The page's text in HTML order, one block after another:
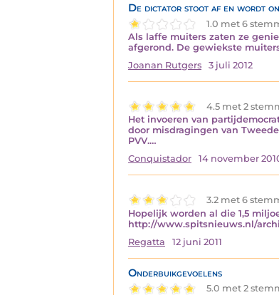
De dictator stoot af en wordt
1.0 met 6
Als laffe muiters zaten ze
afgerond. De gewiekste
Joanan Rutgers
3 juli 2012
4.5 met 2
Het invoeren van
door misdragingen van
PVV.…
Conquistador
14 november
3.2 met 6
Hopelijk worden al die 1,5
http://www.spitsnieuws.nl/
Regatta
12 juni 2011
Onderbuikgevoelens
5.0 met 2